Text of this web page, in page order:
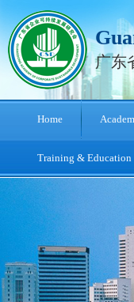
广东
Home
Training & Education